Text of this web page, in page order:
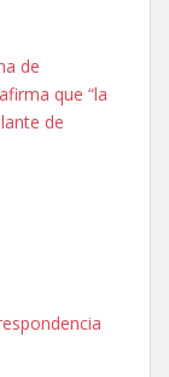
miedo a la
de trabajo
de
que “la
de